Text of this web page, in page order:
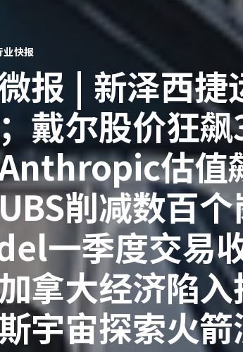
业快报
报 | 新泽西捷
戴尔股价狂
估值
削减数百
一季度交易
拿大经济陷
宇宙探索火